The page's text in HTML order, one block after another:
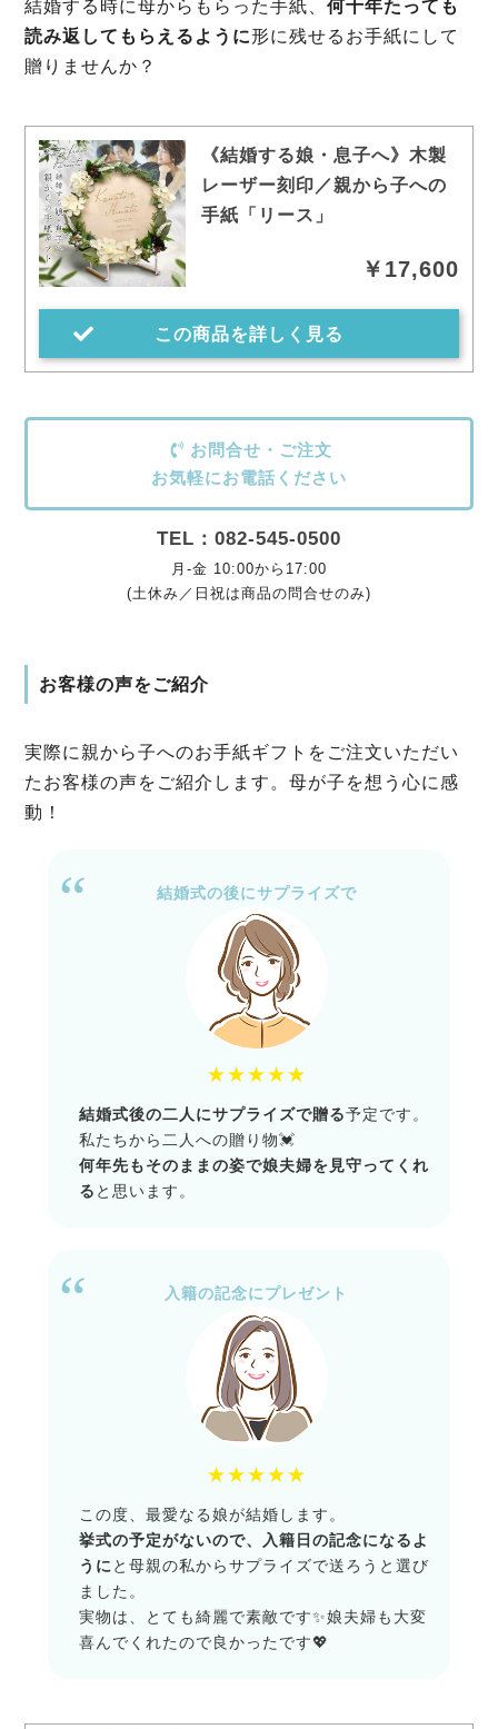
結婚する時に母からもらった手紙、何十年たっても
読み返してもらえるように形に残せるお手紙にして
贈りませんか？
《結婚する娘・息子へ》木製
レーザー刻印／親から子への
手紙「リース」
￥17,600
この商品を詳しく見る
お問合せ・ご注文
お気軽にお電話ください
TEL：082-545-0500
月-金 10:00から17:00
(土休み／日祝は商品の問合せのみ)
お客様の声をご紹介
実際に親から子へのお手紙ギフトをご注文いただい
たお客様の声をご紹介します。母が子を想う心に感
動！
結婚式の後にサプライズで
★★★★★
結婚式後の二人にサプライズで贈る予定です。
私たちから二人への贈り物💓
何年先もそのままの姿で娘夫婦を見守ってくれ
る と思います。
入籍の記念にプレゼント
★★★★★
この度、最愛なる娘が結婚します。
挙式の予定がないので、入籍日の記念になるよ
うにと母親の私からサプライズで送ろうと選び
ました。
実物は、とても綺麗で素敵です✨娘夫婦も大変
喜んでくれたので良かったです💖